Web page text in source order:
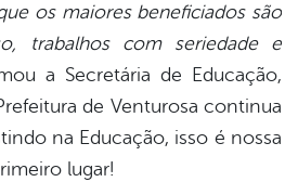
os maiores beneficiados são
trabalhos com seriedade e
a Secretária de Educação,
de Venturosa continua
na Educação, isso é nossa
lugar!